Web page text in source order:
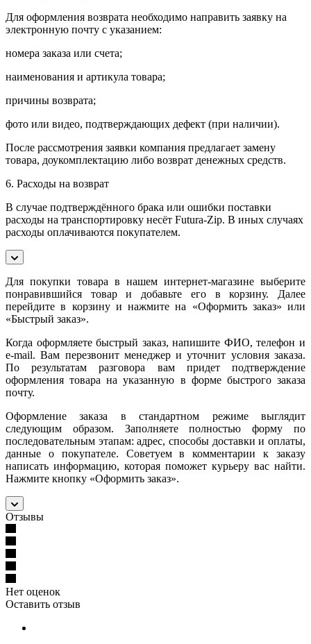
Для оформления возврата необходимо направить заявку на
электронную почту с указанием:
номера заказа или счета;
наименования и артикула товара;
причины возврата;
фото или видео, подтверждающих дефект (при наличии).
После рассмотрения заявки компания предлагает замену
товара, доукомплектацию либо возврат денежных средств.
6. Расходы на возврат
В случае подтверждённого брака или ошибки поставки
расходы на транспортировку несёт Futura-Zip. В иных случаях
расходы оплачиваются покупателем.
Для покупки товара в нашем интернет-магазине выберите
понравившийся товар и добавьте его в корзину. Далее
перейдите в корзину и нажмите на «Оформить заказ» или
«Быстрый заказ».
Когда оформляете быстрый заказ, напишите ФИО, телефон и
e-mail. Вам перезвонит менеджер и уточнит условия заказа.
По результатам разговора вам придет подтверждение
оформления товара на указанную в форме быстрого заказа
почту.
Оформление заказа в стандартном режиме выглядит
следующим образом. Заполняете полностью форму по
последовательным этапам: адрес, способы доставки и оплаты,
данные о покупателе. Советуем в комментарии к заказу
написать информацию, которая поможет курьеру вас найти.
Нажмите кнопку «Оформить заказ».
Отзывы
Нет оценок
Оставить отзыв